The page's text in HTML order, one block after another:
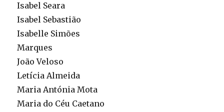
Isabel Seara
Isabel Sebastião
Isabelle Simões
Marques
João Veloso
Letícia Almeida
Maria Antónia Mota
Maria do Céu Caetano